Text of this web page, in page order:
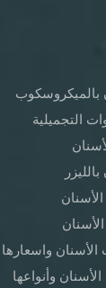
بالميكروسكوب
التجميلية
الأسنان واسعارها
وأنواعها